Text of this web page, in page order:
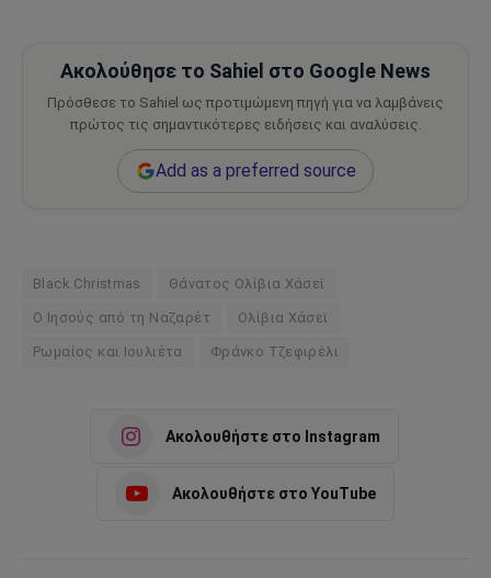
Ακολούθησε το Sahiel στο Google News
Πρόσθεσε το Sahiel ως προτιμώμενη πηγή για να λαμβάνεις
πρώτος τις σημαντικότερες ειδήσεις και αναλύσεις.
Add as a preferred source
Black Christmas Θάνατος Ολίβια Χάσεϊ
Ο Ιησούς από τη Ναζαρέτ Ολίβια Χάσεϊ
Ρωμαίος και Ιουλιέτα Φράνκο Τζεφιρέλι
Ακολουθήστε στο Instagram
Ακολουθήστε στο YouTube